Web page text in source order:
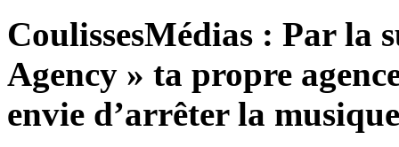
CoulissesMédias : Par la
Agency » ta propre
envie d’arrêter la